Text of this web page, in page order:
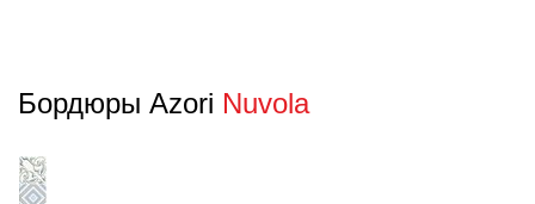
Бордюры Azori Nuvola